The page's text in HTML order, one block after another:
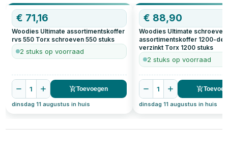
€ 71,16
Woodies Ultimate assortimentskoffer
rvs 550 Torx schroeven 550 stuks
2 stuks op voorraad
1 Toevoegen
dinsdag 11 augustus in huis
€ 88,90
Woodies Ultimate schroeven
assortimentskoffer 1200-
verzinkt Torx 1200 stuks
2 stuks op voorraad
1
dinsdag 11 augustus in huis